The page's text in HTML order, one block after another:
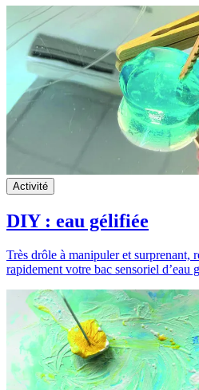
Activité
DIY : eau gélifiée
Très drôle à manipuler et surprenant,
rapidement votre bac sensoriel d’eau